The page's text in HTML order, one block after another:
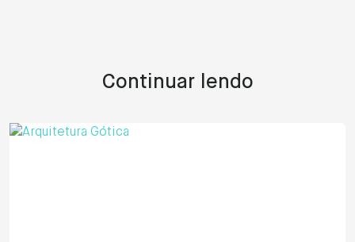
Continuar lendo